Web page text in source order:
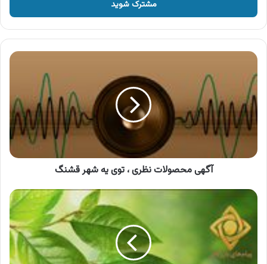
وارد
کنید
آگهی
نظری
،
توی
یه
شهر
قشنگ
آگهی محصولات نظری ، توی یه شهر قشنگ
آگهی
محصولات
تجزیه
پذیر